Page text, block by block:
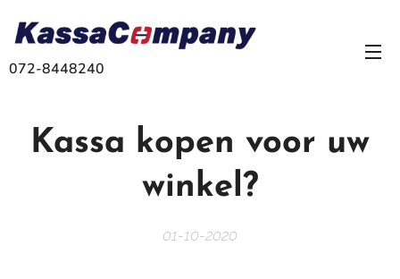
072-8448240
Kassa kopen voor uw
winkel?
01-10-2020